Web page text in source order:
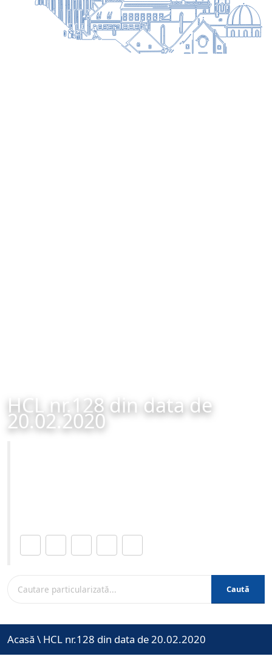
HCL nr.128 din data de
20.02.2020
Caută
Acasă \ HCL nr.128 din data de 20.02.2020